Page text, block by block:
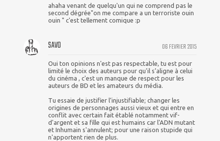
ahaha venant de quelqu'un qui ne comprend pas le
second dégrée"on me compare a un terroriste ouin
ouin " c'est tellement comique :p
06 FEVRIER 2015
SAVO
Oui ton opinions n'est pas respectable, tu est pour
limité le choix des auteurs pour qu'il s’aligne à celui
du cinéma , c'est un manque de respect pour les
auteurs de BD et les amateurs du média.
Tu essaie de justifier l’injustifiable; changer les
origines de personnages aussi vieux et qui entre en
conflit avec certain fait établé notamment vif-
d'argent et sa fille qui est humains car l'ADN mutant
et Inhumain s'annulent; pour une raison stupide qui
n'apportent rien de plus.